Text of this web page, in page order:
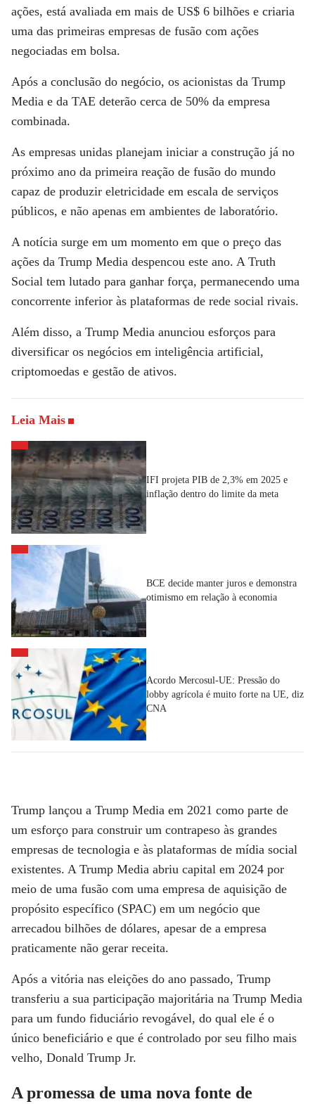
ações, está avaliada em mais de US$ 6 bilhões e criaria
uma das primeiras empresas de fusão com ações
negociadas em bolsa.
Após a conclusão do negócio, os acionistas da Trump
Media e da TAE deterão cerca de 50% da empresa
combinada.
As empresas unidas planejam iniciar a construção já no
próximo ano da primeira reação de fusão do mundo
capaz de produzir eletricidade em escala de serviços
públicos, e não apenas em ambientes de laboratório.
A notícia surge em um momento em que o preço das
ações da Trump Media despencou este ano. A Truth
Social tem lutado para ganhar força, permanecendo uma
concorrente inferior às plataformas de rede social rivais.
Além disso, a Trump Media anunciou esforços para
diversificar os negócios em inteligência artificial,
criptomoedas e gestão de ativos.
Leia Mais
IFI projeta PIB de 2,3% em 2025 e
inflação dentro do limite da meta
BCE decide manter juros e demonstra
otimismo em relação à economia
Acordo Mercosul-UE: Pressão do
lobby agrícola é muito forte na UE, diz
CNA
Trump lançou a Trump Media em 2021 como parte de
um esforço para construir um contrapeso às grandes
empresas de tecnologia e às plataformas de mídia social
existentes. A Trump Media abriu capital em 2024 por
meio de uma fusão com uma empresa de aquisição de
propósito específico (SPAC) em um negócio que
arrecadou bilhões de dólares, apesar de a empresa
praticamente não gerar receita.
Após a vitória nas eleições do ano passado, Trump
transferiu a sua participação majoritária na Trump Media
para um fundo fiduciário revogável, do qual ele é o
único beneficiário e que é controlado por seu filho mais
velho, Donald Trump Jr.
A promessa de uma nova fonte de